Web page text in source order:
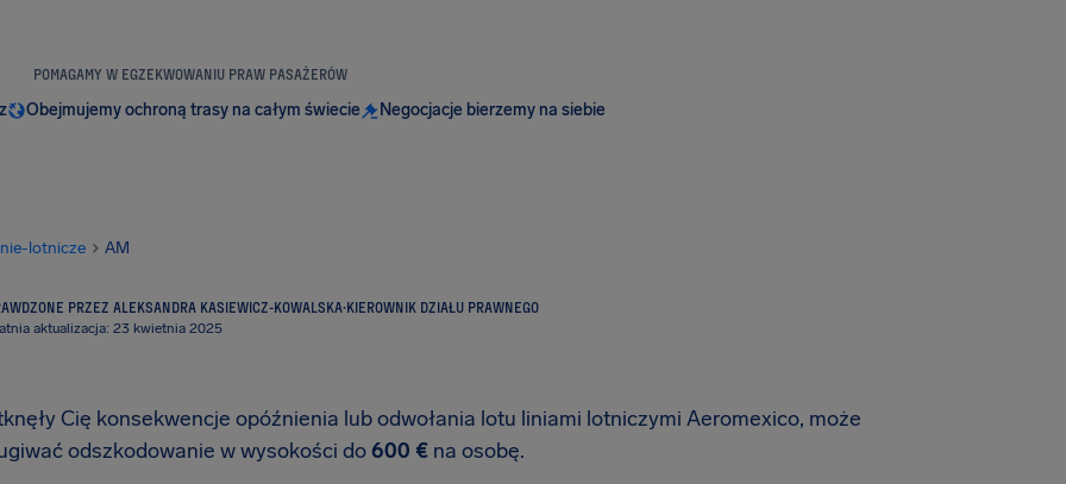
POMAGAMY W EGZEKWOWANIU PRAW PASAŻERÓW
Obejmujemy ochroną trasy na całym świecie Negocjacje bierzemy na siebie
lotnicze AM
PRZEZ ALEKSANDRA KASIEWICZ-KOWALSKA·KIEROWNIK DZIAŁU PRAWNEGO
aktualizacja: 23 kwietnia 2025
Cię konsekwencje opóźnienia lub odwołania lotu liniami lotniczymi Aeromexico, może
odszkodowanie w wysokości do600 € na osobę.